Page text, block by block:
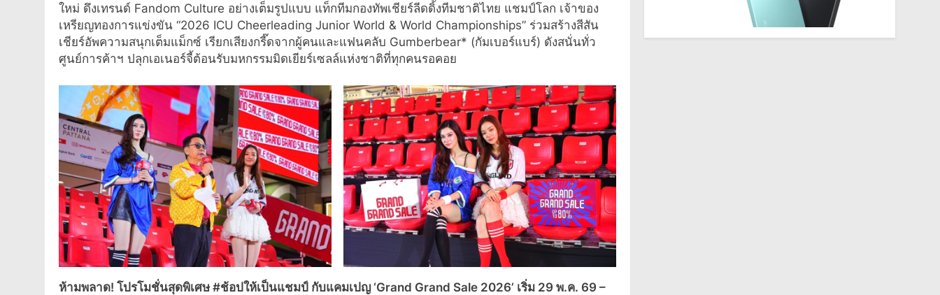
ใหม่ ดึงเทรนด์ Fandom Culture อย่างเต็มรูปแบบ แท็กทีมกองทัพเชียร์ลีดดิ้งทีมชาติไทย แชมป์โลก เจ้าของ
เหรียญทองการแข่งขัน “2026 ICU Cheerleading Junior World & World Championships” ร่วมสร้างสีสัน
เชียร์อัพความสนุกเต็มแม็กซ์ เรียกเสียงกรี๊ดจากผู้คนและแฟนคลับ Gumberbear* (กัมเบอร์แบร์) ดังสนั่นทั่ว
ศูนย์การค้าฯ ปลุกเอเนอร์จี้ต้อนรับมหกรรมมิดเยียร์เซลล์แห่งชาติที่ทุกคนรอคอย
ห้ามพลาด! โปรโมชั่นสุดพิเศษ #ช้อปให้เป็นแชมป์ กับแคมเปญ ‘Grand Grand Sale 2026’ เริ่ม 29 พ.ค. 69 –